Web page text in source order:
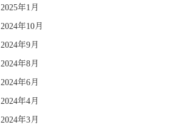
2025年1月
2024年10月
2024年9月
2024年8月
2024年6月
2024年4月
2024年3月